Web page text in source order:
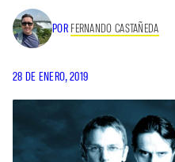
POR FERNANDO CASTAÑEDA
28 DE ENERO, 2019